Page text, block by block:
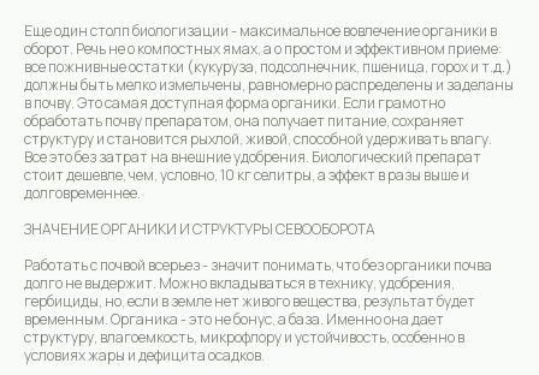
Еще один столп биологизации - максимальное вовлечение органики в
оборот. Речь не о компостных ямах, а о простом и эффективном приеме:
все пожнивные остатки (кукуруза, подсолнечник, пшеница, горох и т.д.)
должны быть мелко измельчены, равномерно распределены и заделаны
в почву. Это самая доступная форма органики. Если грамотно
обработать почву препаратом, она получает питание, сохраняет
структуру и становится рыхлой, живой, способной удерживать влагу.
Все это без затрат на внешние удобрения. Биологический препарат
стоит дешевле, чем, условно, 10 кг селитры, а эффект в разы выше и
долговременнее.
ЗНАЧЕНИЕ ОРГАНИКИ И СТРУКТУРЫ СЕВООБОРОТА
Работать с почвой всерьез - значит понимать, что без органики почва
долго не выдержит. Можно вкладываться в технику, удобрения,
гербициды, но, если в земле нет живого вещества, результат будет
временным. Органика - это не бонус, а база. Именно она дает
структуру, влагоемкость, микрофлору и устойчивость, особенно в
условиях жары и дефицита осадков.